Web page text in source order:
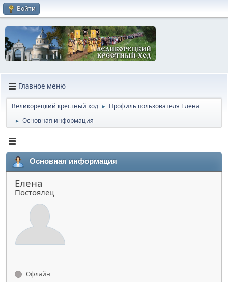
Войти
Главное меню
Великорецкий крестный ход ► Профиль пользователя Елена
► Основная информация
Основная информация
Елена
Постоялец
Офлайн